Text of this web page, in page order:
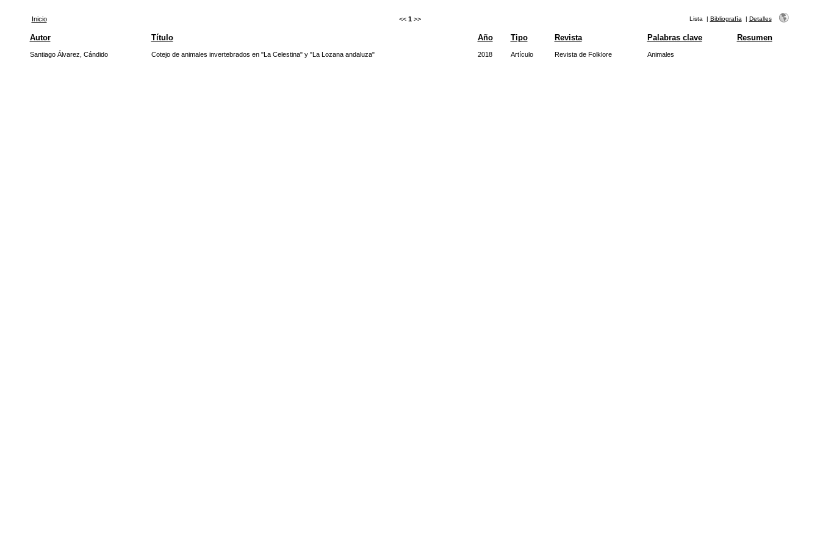
Inicio << 1 >> Lista | Bibliografía | Detalles
Autor Título Año Tipo Revista Palabras clave Resumen
Santiago Álvarez, Cándido Cotejo de animales invertebrados en "La Celestina" y "La Lozana andaluza" 2018 Artículo Revista de Folklore Animales